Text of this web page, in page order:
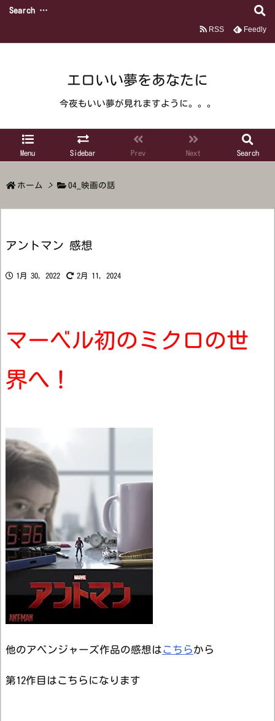
エロいい夢をあなたに
今夜もいい夢が見れますように。。。
Menu Sidebar Prev Next Search
RSS Feedly
ホーム > 04_映画の話
アントマン 感想
1月 30, 2022 2月 11, 2024
マーベル初のミクロの世
界へ！
他のアベンジャーズ作品の感想はこちらから
第12作目はこちらになります